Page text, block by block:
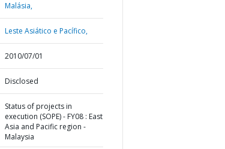
Malásia,
Leste Asiático e Pacífico,
2010/07/01
Disclosed
Status of projects in
execution (SOPE) - FY08 : East
Asia and Pacific region -
Malaysia